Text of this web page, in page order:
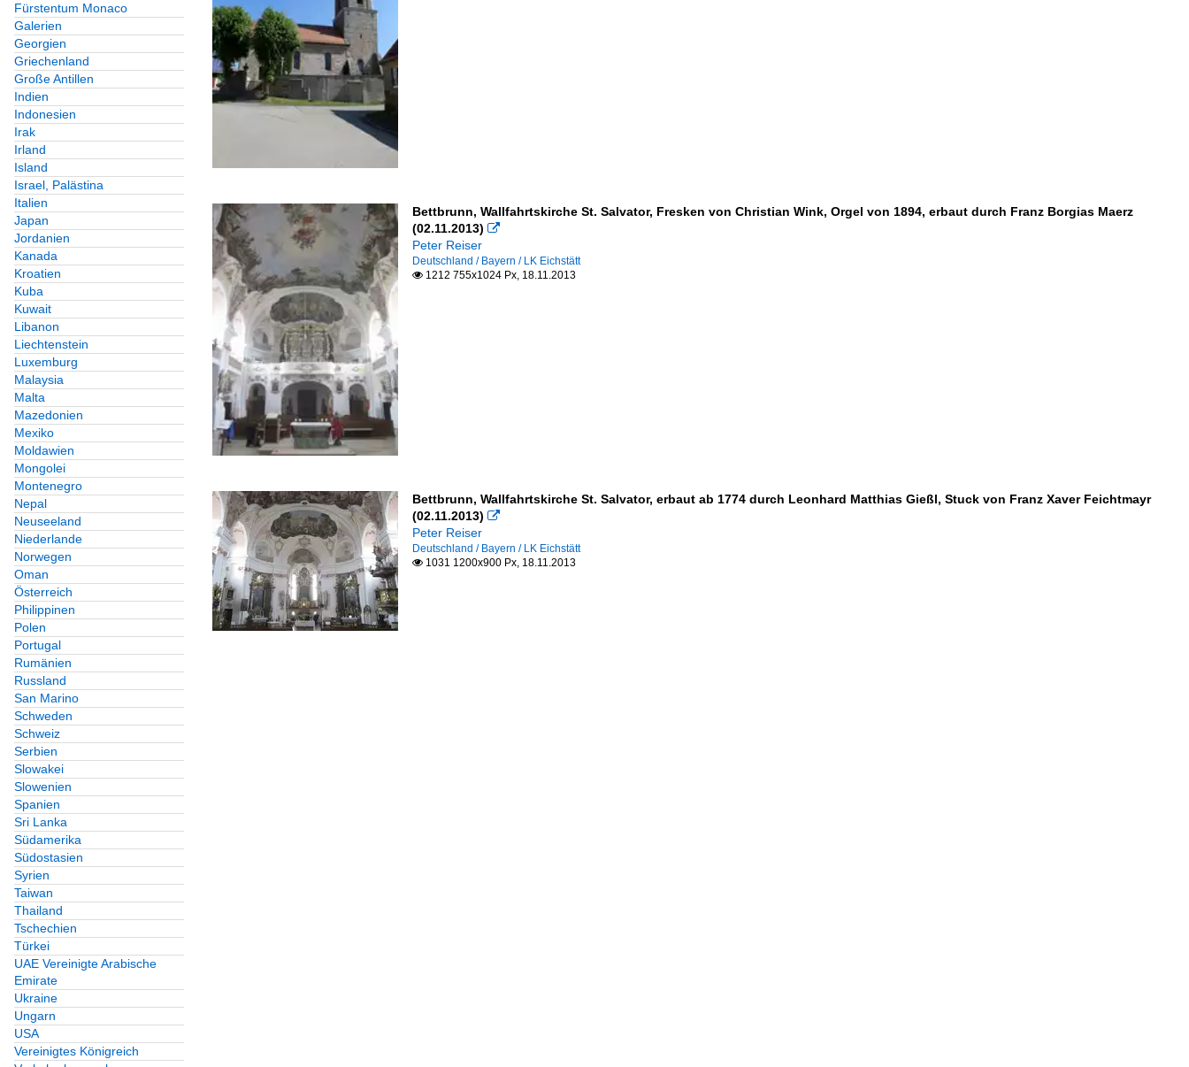
Fürstentum Monaco
Galerien
Georgien
Griechenland
Große Antillen
Indien
Indonesien
Irak
Irland
Island
Israel, Palästina
Italien
Japan
Jordanien
Kanada
Kroatien
Kuba
Kuwait
Libanon
Liechtenstein
Luxemburg
Malaysia
Malta
Mazedonien
Mexiko
Moldawien
Mongolei
Montenegro
Nepal
Neuseeland
Niederlande
Norwegen
Oman
Österreich
Philippinen
Polen
Portugal
Rumänien
Russland
San Marino
Schweden
Schweiz
Serbien
Slowakei
Slowenien
Spanien
Sri Lanka
Südamerika
Südostasien
Syrien
Taiwan
Thailand
Tschechien
Türkei
UAE Vereinigte Arabische
Emirate
Ukraine
Ungarn
USA
Vereinigtes Königreich
Bettbrunn, Wallfahrtskirche St. Salvator, Fresken von Christian Wink, Orgel von 1894, erbaut durch Franz Borgias Maerz
(02.11.2013) 
Peter Reiser
Deutschland / Bayern / LK Eichstätt
1212 755x1024 Px, 18.11.2013
Bettbrunn, Wallfahrtskirche St. Salvator, erbaut ab 1774 durch Leonhard Matthias Gießl, Stuck von Franz Xaver Feichtmayr
(02.11.2013) 
Peter Reiser
Deutschland / Bayern / LK Eichstätt
1031 1200x900 Px, 18.11.2013